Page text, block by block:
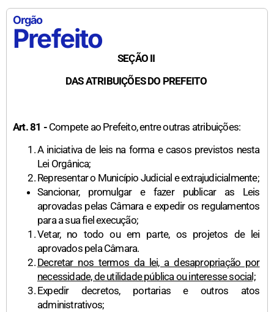
Orgão
Prefeito
SEÇÃO II
DAS ATRIBUIÇÕES DO PREFEITO
Art. 81 -Compete ao Prefeito, entre outras atribuições:
A iniciativa de leis na forma e casos previstos nesta
Lei Orgânica;
Representar o Município Judicial e extrajudicialmente;
Sancionar, promulgar e fazer publicar as Leis
aprovadas pelas Câmara e expedir os regulamentos
para a sua fiel execução;
Vetar, no todo ou em parte, os projetos de lei
aprovados pela Câmara.
Decretar nos termos da lei, a desapropriação por
necessidade, de utilidade pública ou interesse social;
Expedir decretos, portarias e outros atos
administrativos;